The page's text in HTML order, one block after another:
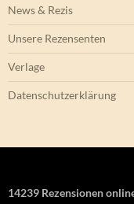
News & Rezis
Unsere Rezensenten
Verlage
Datenschutzerklärung
14239 Rezensionen